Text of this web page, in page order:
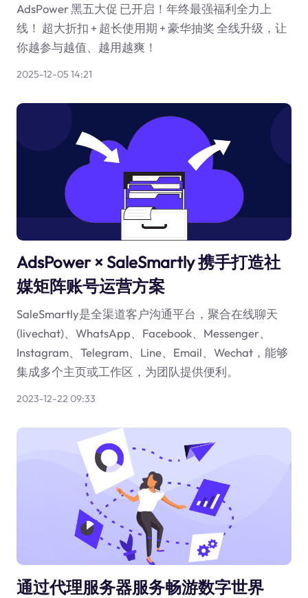
AdsPower 黑五大促 已开启！年终最强福利全力上
线！ 超大折扣 + 超长使用期 + 豪华抽奖 全线升级，让
你越参与越值、越用越爽！
2025-12-05 14:21
AdsPower × SaleSmartly 携手打造社
媒矩阵账号运营方案
SaleSmartly是全渠道客户沟通平台，聚合在线聊天
(livechat)、WhatsApp、Facebook、Messenger、
Instagram、Telegram、Line、Email、Wechat，能够
集成多个主页或工作区，为团队提供便利。
2023-12-22 09:33
通过代理服务器服务畅游数字世界